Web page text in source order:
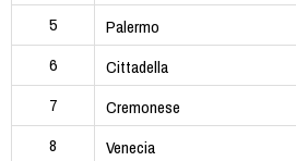
5
Palermo
6
Cittadella
7
Cremonese
8
Venecia